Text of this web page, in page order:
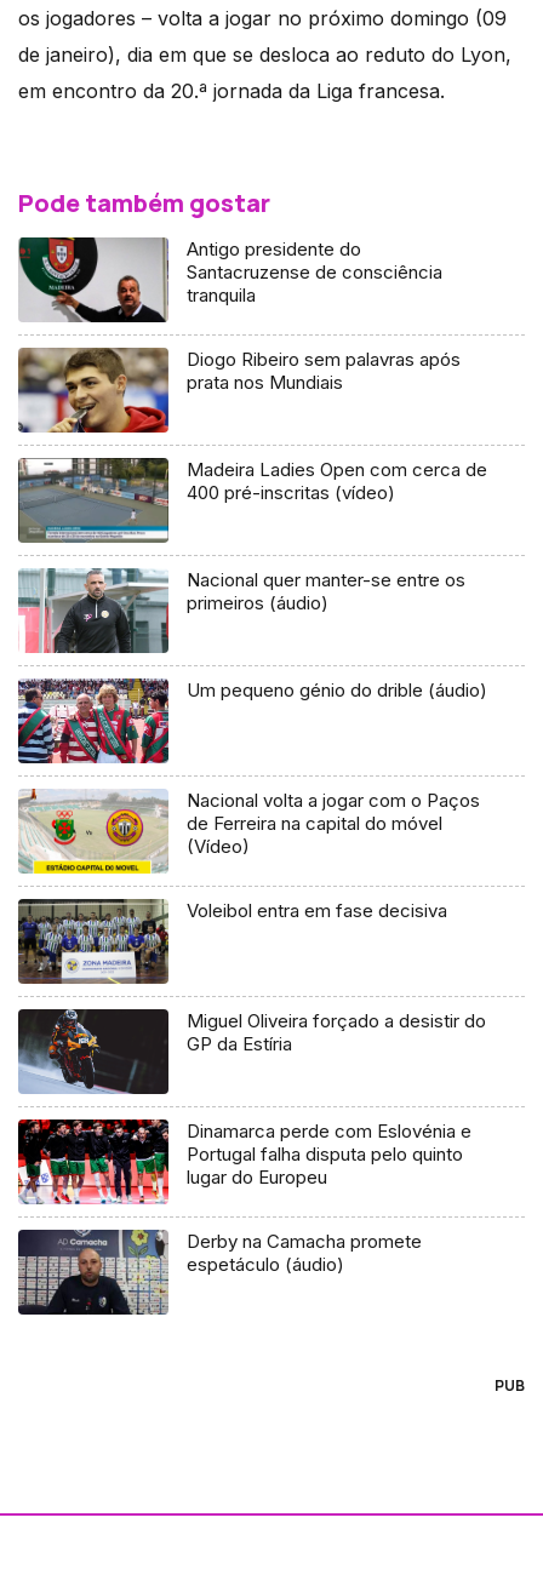
os jogadores – volta a jogar no próximo domingo (09
de janeiro), dia em que se desloca ao reduto do Lyon,
em encontro da 20.ª jornada da Liga francesa.
Pode também gostar
Antigo presidente do
Santacruzense de consciência
tranquila
Diogo Ribeiro sem palavras após
prata nos Mundiais
Madeira Ladies Open com cerca de
400 pré-inscritas (vídeo)
Nacional quer manter-se entre os
primeiros (áudio)
Um pequeno génio do drible (áudio)
Nacional volta a jogar com o Paços
de Ferreira na capital do móvel
(Vídeo)
Voleibol entra em fase decisiva
Miguel Oliveira forçado a desistir do
GP da Estíria
Dinamarca perde com Eslovénia e
Portugal falha disputa pelo quinto
lugar do Europeu
Derby na Camacha promete
espetáculo (áudio)
PUB